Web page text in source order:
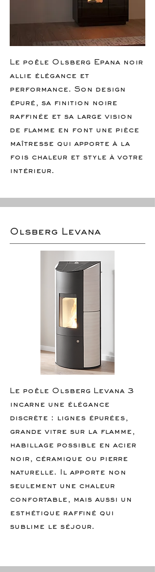
Le poêle Olsberg Epana noir
allie élégance et
performance. Son design
épuré, sa finition noire
raffinée et sa large vision
de flamme en font une pièce
maîtresse qui apporte à la
fois chaleur et style à votre
intérieur.
Olsberg Levana
Le poêle Olsberg Levana 3
incarne une élégance
discrète : lignes épurées,
grande vitre sur la flamme,
habillage possible en acier
noir, céramique ou pierre
naturelle. Il apporte non
seulement une chaleur
confortable, mais aussi un
esthétique raffiné qui
sublime le séjour.